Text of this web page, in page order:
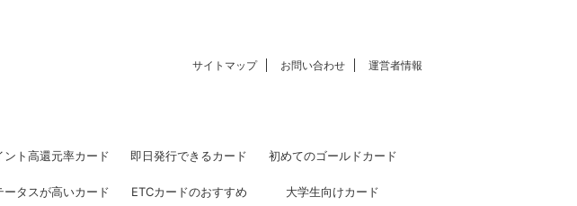
サイトマップ お問い合わせ 運営者情報
ント高還元率カード 即日発行できるカード 初めてのゴールドカード
ータスが高いカード ETCカードのおすすめ 大学生向けカード